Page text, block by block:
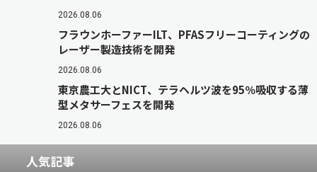
2026.08.06
フラウンホーファーILT、PFASフリーコーティングの
レーザー製造技術を開発
2026.08.06
東京農工大とNICT、テラヘルツ波を95％吸収する薄
型メタサーフェスを開発
2026.08.06
人気記事